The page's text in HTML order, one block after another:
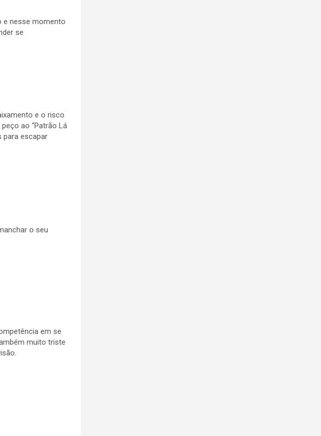
e nesse momento
se
e o risco
ao “Patrão Lá
para escapar
o seu
em se
muito triste